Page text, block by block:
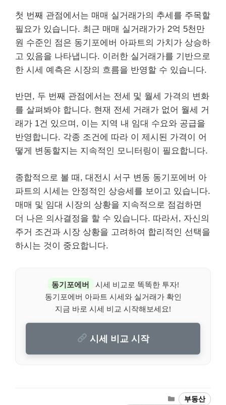
첫 번째 관점에서는 매매 실거래가의 추세를 주목할
필요가 있습니다. 최근 매매 실거래가가 2억 5천만
원 수준인 점은 동기포에버 아파트의 가치가 상승하
고 있음을 나타냅니다. 이러한 실거래가를 기반으로
한 시세 예측은 시장의 흐름을 반영할 수 있습니다.
반면, 두 번째 관점에서는 전세 및 월세 가격의 변화
를 살펴봐야 합니다. 현재 전세 거래가 없어 월세 거
래가 1건 있으며, 이는 지역 내 임대 수요와 공급을
반영합니다. 각종 조건에 따라 이 제시된 가격이 어
떻게 변동할지는 지속적인 모니터링이 필요합니다.
종합적으로 볼 때, 대전시 서구 변동 동기포에버 아
파트의 시세는 안정적인 상승세를 보이고 있습니다.
매매 및 임대 시장의 상황을 지속적으로 점검하면
더 나은 의사결정을 할 수 있습니다. 따라서, 자신의
주거 조건과 시장 상황을 고려하여 합리적인 선택을
하시는 것이 중요합니다.
동기포에버
시세 비교로 똑똑한 투자!
동기포에버 아파트 시세와 실거래가 확인
지금 바로 시세 비교 시작해보세요!
시세 비교 시작
Categories
부동산